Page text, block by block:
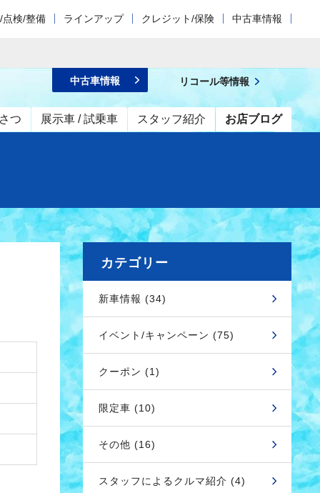
点検/整備 ラインアップ クレジット/保険 中古車情報
つ 展示車 / 試乗車 スタッフ紹介 お店ブログ
中古車情報 リコール等情報
カテゴリー
新車情報 (34)
イベント/キャンペーン (75)
クーポン (1)
限定車 (10)
その他 (16)
スタッフによるクルマ紹介 (4)